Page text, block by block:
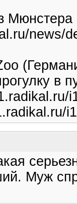
Мюнстера
news/
в
Муж